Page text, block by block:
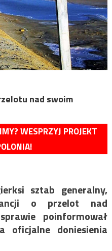
nad swoim
WESPRZYJ PROJEKT
sztab generalny,
o przelot nad
poinformował
oficjalne doniesienia